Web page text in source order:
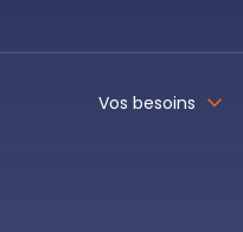
Vos besoins